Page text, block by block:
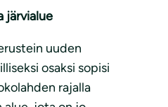
järvialue
uuden
osaksi sopisi
rajalla